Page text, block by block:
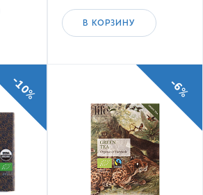
В КОРЗИНУ
-10% -6%